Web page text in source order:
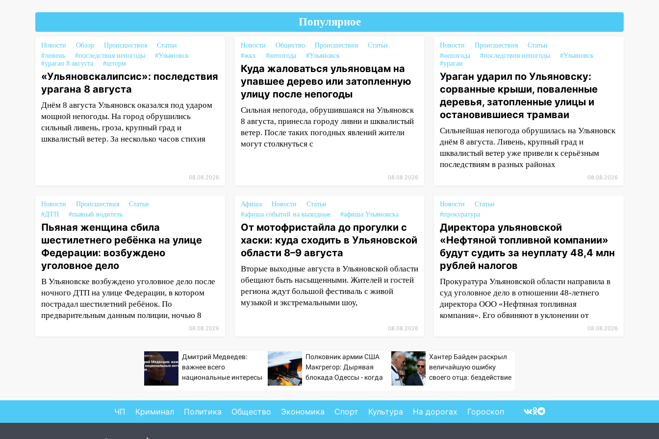
14:28
Ураган вырвал остановку
на улице Деева в Заволжье
14:26 Жители Ульяновска сами
пытаются расчистить ливнёвки,
не дождавшись
коммунальщиков
14:16 Шторм продолжает
ломать город: на улице Любови
14:12
Куда жаловаться
ульяновцам на упавшее дерево
или затопленную улицу после
непогоды
13:59 В Новом городе
ураганным ветром сорвало
опалубку со строящегося дома
13:54 В мэрии Ульяновска
рассказали, как устраняют
крушить Ульяновск: дерево
мощным ветром вырвало
дерево с корнем
Сильный ветер сорвал
Популярное
Новости Обзор Происшествия
Статьи
#ливень
#последствия непогоды
#Ульяновск
#ураган 8 августа
#шторм
«Ульяновскалипсис»: последствия
урагана 8 августа
Днём 8 августа Ульяновск оказался под ударом
мощной непогоды. На город обрушились
сильный ливень, гроза, крупный град и
шквалистый ветер. За несколько часов стихия
08.08.2026
Новости Общество Происшествия
Статьи
#жкх
#непогода #Ульяновск
Куда жаловаться ульяновцам на
упавшее дерево или затопленную
улицу после непогоды
Сильная непогода, обрушившаяся на Ульяновск
8 августа, принесла городу ливни и шквалистый
ветер. После таких погодных явлений жители
могут столкнуться с
08.08.2026
Новости Происшествия
Статьи
#непогода
#последствия непогоды
#Ульяновск
#ураган
Ураган ударил по Ульяновску:
сорванные крыши, поваленные
деревья, затопленные улицы и
остановившиеся трамваи
Сильнейшая непогода обрушилась на Ульяновск
днём 8 августа. Ливень, крупный град и
шквалистый ветер уже привели к серьёзным
последствиям в разных районах
08.08.2026
Новости Происшествия
Статьи
#ДТП
#пьяный водитель
Пьяная женщина сбила
шестилетнего ребёнка на улице
Федерации: возбуждено
уголовное дело
В Ульяновске возбуждено уголовное дело после
ночного ДТП на улице Федерации, в котором
пострадал шестилетний ребёнок. По
предварительным данным полиции, ночью 8
08.08.2026
Афиша Новости
Статьи
#афиша событий на выходные
#афиша Ульяновска
От мотофристайла до прогулки с
хаски: куда сходить в Ульяновской
области 8–9 августа
Вторые выходные августа в Ульяновской области
обещают быть насыщенными. Жителей и гостей
региона ждут большой фестиваль с живой
музыкой и экстремальными шоу,
08.08.2026
Новости
Статьи
#прокуратура
Директора ульяновской
«Нефтяной топливной компании»
будут судить за неуплату 48,4 млн
рублей налогов
Прокуратура Ульяновской области направила в
суд уголовное дело в отношении 48-летнего
директора ООО «Нефтяная топливная
компания». Его обвиняют в уклонении от
08.08.2026
Дмитрий Медведев:
важнее всего
национальные интересы
Полковник армии США
Макгрегор: Дырявая
блокада Одессы - когда
головы?
Хантер Байден раскрыл
величайшую ошибку
своего отца: бездействие
ЧП Криминал Политика Общество Экономика Спорт Культура На дорогах Гороскоп